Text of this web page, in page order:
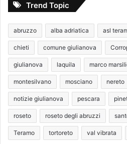
Trend Topic
abruzzo alba adriatica asl
chieti comune giulianova
giulianova laquila marco
montesilvano mosciano nereto
notizie giulianova pescara
roseto roseto degli abruzzi
Teramo tortoreto val vibrata